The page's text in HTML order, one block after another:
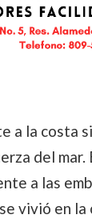
a la costa
del mar.
a las
vivió en